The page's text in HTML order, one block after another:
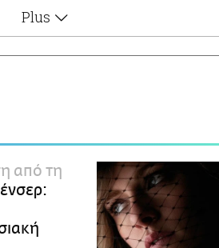
Plus
Οι Αθηναίοι
Απώλειες
Επιλογές
από τη